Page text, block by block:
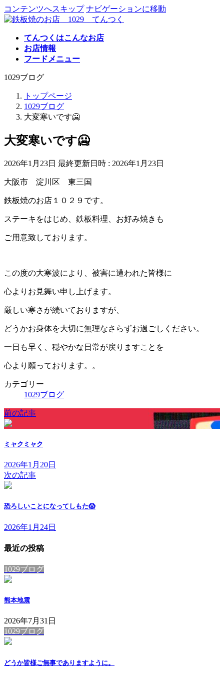
コンテンツへスキップ ナビゲーションに移動
てんつくはこんなお店
お店情報
フードメニュー
1029ブログ
トップページ
1029ブログ
大変寒いです🥶
大変寒いです🥶
2026年1月23日 最終更新日時 : 2026年1月23日
大阪市 淀川区 東三国
鉄板焼のお店１０２９です。
ステーキをはじめ、鉄板料理、お好み焼きも
ご用意致しております。
この度の大寒波により、被害に遭われた皆様に
心よりお見舞い申し上げます。
厳しい寒さが続いておりますが、
どうかお身体を大切に無理なさらずお過ごしください。
一日も早く、穏やかな日常が戻りますことを
心より願っております。。
カテゴリー
1029ブログ
前の記事
ミャクミャク
2026年1月20日
次の記事
恐ろしいことになってしもた😱
2026年1月24日
最近の投稿
1029ブログ
熊本地震
2026年7月31日
1029ブログ
どうか皆様ご無事でありますように。